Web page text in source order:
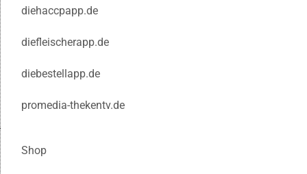
diehaccpapp.de
diefleischerapp.de
diebestellapp.de
promedia-thekentv.de
Shop